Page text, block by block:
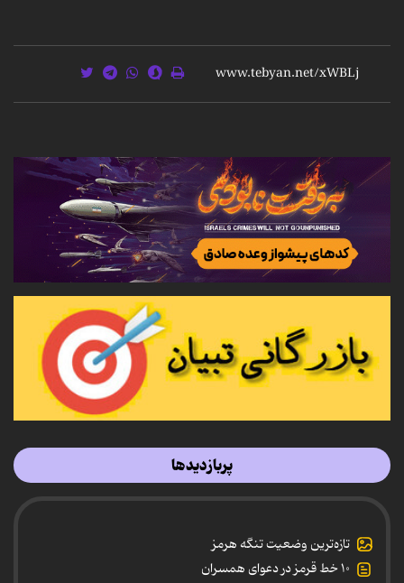
پربازدیدها
تازه‌ترین وضعیت تنگه هرمز
۱۰ خط قرمز در دعوای همسران